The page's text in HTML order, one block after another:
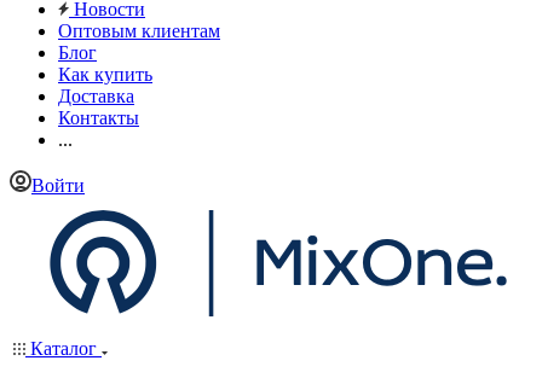
Новости
Оптовым клиентам
Блог
Как купить
Доставка
Контакты
...
Войти
Каталог